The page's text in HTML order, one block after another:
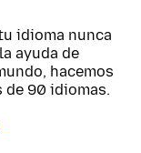
idioma nunca
ayuda de
hacemos
de 90 idiomas.